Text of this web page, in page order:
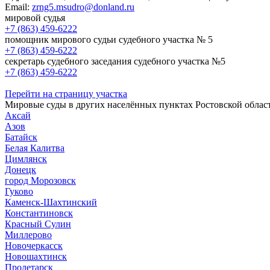
Email: zrng5.msudro@donland.ru
мировой судья
+7 (863) 459-6222
помощник мирового судьи судебного участка № 5
+7 (863) 459-6222
секретарь судебного заседания судебного участка №5
+7 (863) 459-6222
Перейти на страницу участка
Мировые суды в других населённых пунктах Ростовской
Аксай
Азов
Батайск
Белая Калитва
Цимлянск
Донецк
город Морозовск
Гуково
Каменск-Шахтинский
Константиновск
Красный Сулин
Миллерово
Новочеркасск
Новошахтинск
Пролетарск